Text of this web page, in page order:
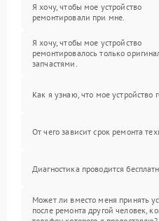
Я хочу, чтобы мое устройство
ремонтировали при мне.
Я хочу, чтобы мое устройство
ремонтировалось только
запчастями.
Как я узнаю, что мое устройство
От чего зависит срок ремонта
Диагностика проводится
Может ли вместо меня принять
после ремонта другой человек,